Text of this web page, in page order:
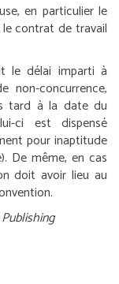
en particulier le
le contrat de travail
le délai imparti à
non-concurrence,
tard à la date du
ci est dispensé
pour inaptitude
De même, en cas
doit avoir lieu au